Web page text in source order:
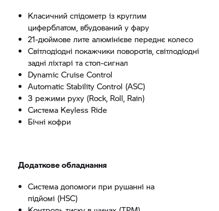
Класичний спідометр із круглим
циферблатом, вбудований у фару
21-дюймове лите алюмінієве переднє колесо
Світлодіодні покажчики поворотів, світлодіодні
задні ліхтарі та стоп-сигнал
Dynamic Cruise Control
Automatic Stability Control (ASC)
3 режими руху (Rock, Roll, Rain)
Система Keyless Ride
Бічні кофри
Додаткове обладнання
Система допомоги при рушанні на
підйомі (HSC)